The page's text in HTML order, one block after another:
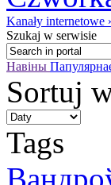
Kanały internetowe
Szukaj w serwisie
Навіны
Sortuj
Tags